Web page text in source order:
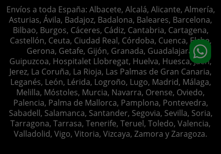
Envíos a toda España: Albacete, Alcalá, Alicante, Almería,
Asturias, Ávila, Badajoz, Badalona, Baleares, Barcelona,
Bilbao, Burgos, Cáceres, Cádiz, Cantabria, Cartagena,
Castellón, Ceuta, Ciudad Real, Córdoba, Cuenca, Elche,
Gerona, Getafe, Gijón, Granada, Guadalajara,
Guipuzcoa, Hospitalet Llobregat, Huelva, Huesca, Jaén,
Jerez, La Coruña, La Rioja, Las Palmas de Gran Canaria,
Leganés, León, Lérida, Logroño, Lugo, Madrid, Málaga,
Melilla, Móstoles, Murcia, Navarra, Orense, Oviedo,
Palencia, Palma de Mallorca, Pamplona, Pontevedra,
Sabadell, Salamanca, Santander, Segovia, Sevilla, Soria,
Tarragona, Tarrasa, Tenerife, Teruel, Toledo, Valencia,
Valladolid, Vigo, Vitoria, Vizcaya, Zamora y Zaragoza.